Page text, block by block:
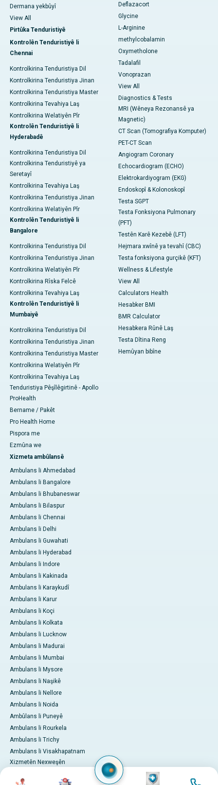
Dermana yekbûyî
View All
Pirtûka Tenduristiyê
Kontrolên Tenduristiyê li
Chennai
Kontrolkirina Tenduristiya Dil
Kontrolkirina Tenduristiya Jinan
Kontrolkirina Tenduristiya Master
Kontrolkirina Tevahiya Laş
Kontrolkirina Welatiyên Pîr
Kontrolên Tenduristiyê li
Hyderabadê
Kontrolkirina Tenduristiya Dil
Kontrolkirina Tenduristiyê ya
Seretayî
Kontrolkirina Tevahiya Laş
Kontrolkirina Tenduristiya Jinan
Kontrolkirina Welatiyên Pîr
Kontrolên Tenduristiyê li
Bangalore
Kontrolkirina Tenduristiya Dil
Kontrolkirina Tenduristiya Jinan
Kontrolkirina Welatiyên Pîr
Kontrolkirina Rîska Felcê
Kontrolkirina Tevahiya Laş
Kontrolên Tenduristiyê li
Mumbaiyê
Kontrolkirina Tenduristiya Dil
Kontrolkirina Tenduristiya Jinan
Kontrolkirina Tenduristiya Master
Kontrolkirina Welatiyên Pîr
Kontrolkirina Tevahiya Laş
Tenduristiya Pêşîlêgirtinê - Apollo
ProHealth
Bername / Pakêt
Pro Health Home
Pispora me
Ezmûna we
Xizmeta ambûlansê
Ambulans li Ahmedabad
Ambulans li Bangalore
Ambulans li Bhubaneswar
Ambulans li Bilaspur
Ambulans li Chennai
Ambulans li Delhi
Ambulans li Guwahati
Ambulans li Hyderabad
Ambulans li Indore
Ambulans li Kakinada
Ambulans li Karaykudî
Ambulans li Karur
Ambulans li Koçi
Ambulans li Kolkata
Ambulans li Lucknow
Ambulans li Madurai
Ambulans li Mumbai
Ambulans li Mysore
Ambulans li Naşikê
Ambulans li Nellore
Ambulans li Noida
Ambûlans li Puneyê
Ambulans li Rourkela
Ambulans li Trichy
Ambulans li Visakhapatnam
Xizmetên Nexweşên
Deflazacort
Glycine
L-Arginine
methylcobalamin
Oxymetholone
Tadalafil
Vonoprazan
View All
Diagnostics & Tests
MRI (Wêneya Rezonansê ya
Magnetic)
CT Scan (Tomografiya Komputer)
PET-CT Scan
Angiogram Coronary
Echocardiogram (ECHO)
Elektrokardiyogram (EKG)
Endoskopî & Kolonoskopî
Testa SGPT
Testa Fonksiyona Pulmonary
(PFT)
Testên Karê Kezebê (LFT)
Hejmara xwînê ya tevahî (CBC)
Testa fonksiyona gurçikê (KFT)
Wellness & Lifestyle
View All
Calculators Health
Hesabker BMI
BMR Calculator
Hesabkera Rûnê Laş
Testa Dîtina Reng
Hemûyan bibîne
Wêne Wêne
Wêne
Wêne